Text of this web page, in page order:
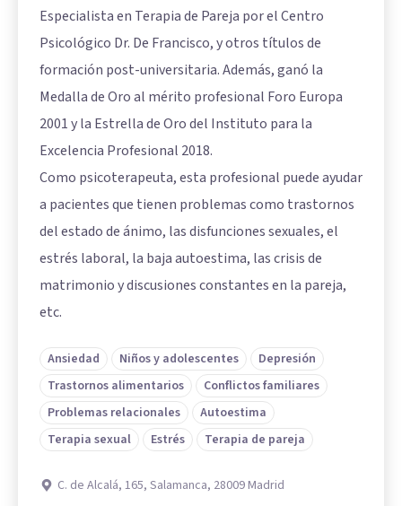
Especialista en Terapia de Pareja por el Centro
Psicológico Dr. De Francisco, y otros títulos de
formación post-universitaria. Además, ganó la
Medalla de Oro al mérito profesional Foro Europa
2001 y la Estrella de Oro del Instituto para la
Excelencia Profesional 2018.
Como psicoterapeuta, esta profesional puede ayudar
a pacientes que tienen problemas como trastornos
del estado de ánimo, las disfunciones sexuales, el
estrés laboral, la baja autoestima, las crisis de
matrimonio y discusiones constantes en la pareja,
etc.
Ansiedad Niños y adolescentes
Depresión
Trastornos alimentarios
Conflictos familiares
Problemas relacionales
Autoestima
Terapia sexual
Estrés Terapia de pareja
C. de Alcalá, 165, Salamanca, 28009 Madrid